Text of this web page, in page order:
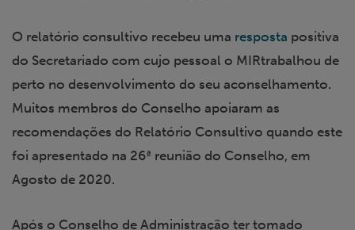
O relatório consultivo recebeu uma resposta positiva
do Secretariado com cujo pessoal o MIRtrabalhou de
perto no desenvolvimento do seu aconselhamento.
Muitos membros do Conselho apoiaram as
recomendações do Relatório Consultivo quando este
foi apresentado na 26ª reunião do Conselho, em
Agosto de 2020.
Após o Conselho de Administração ter tomado